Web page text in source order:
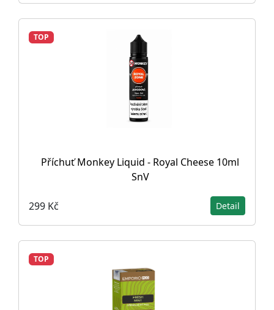
TOP
Příchuť Monkey Liquid - Royal Cheese 10ml
SnV
299 Kč Detail
TOP